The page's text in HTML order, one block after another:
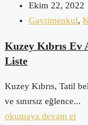
Ekim 22, 2022
Gayrimenkul,
Kuzey Kıbrıs
Liste
Kuzey Kıbrıs, Tatil
ve sınırsız eğlence...
okumaya devam et